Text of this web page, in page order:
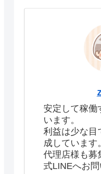
安定して稼働
います。
利益は少な目
成しています。
代理店様も募
式LINEへお